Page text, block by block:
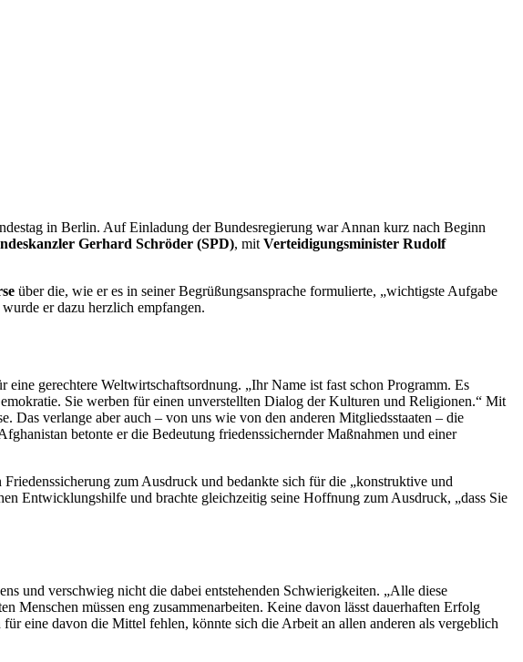
in Berlin. Auf Einladung der Bundesregierung war Annan kurz nach Beginn
Gerhard Schröder (SPD), mit Verteidigungsminister Rudolf
über die, wie er es in seiner Begrüßungsansprache formulierte, „wichtigste Aufgabe
er dazu herzlich empfangen.
gerechtere Weltwirtschaftsordnung. „Ihr Name ist fast schon Programm. Es
Sie werben für einen unverstellten Dialog der Kulturen und Religionen.“ Mit
Das verlange aber auch – von uns wie von den anderen Mitgliedsstaaten – die
betonte er die Bedeutung friedenssichernder Maßnahmen und einer
Friedenssicherung zum Ausdruck und bedankte sich für die „konstruktive und
Entwicklungshilfe und brachte gleichzeitig seine Hoffnung zum Ausdruck, „dass Sie
und verschwieg nicht die dabei entstehenden Schwierigkeiten. „Alle diese
Menschen müssen eng zusammenarbeiten. Keine davon lässt dauerhaften Erfolg
eine davon die Mittel fehlen, könnte sich die Arbeit an allen anderen als vergeblich